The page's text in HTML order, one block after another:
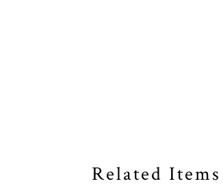
Related Items